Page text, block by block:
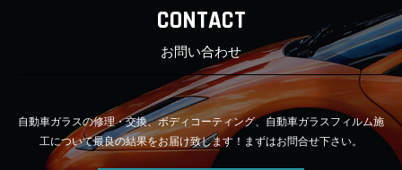
CONTACT
お問い合わせ
自動車ガラスの修理・交換、ボディコーティング、自動車ガラスフィルム施
工について最良の結果をお届け致します！まずはお問合せ下さい。